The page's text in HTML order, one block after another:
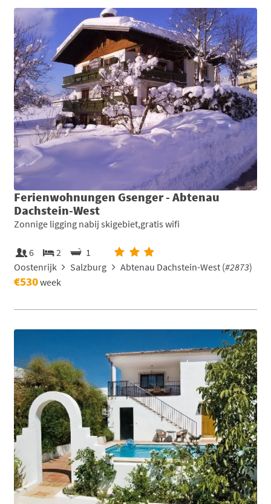
Ferienwohnungen Gsenger - Abtenau
Dachstein-West
Zonnige ligging nabij skigebiet,gratis wifi
6 2
1
Oostenrijk
Salzburg Abtenau Dachstein-West (#2873)
€530week